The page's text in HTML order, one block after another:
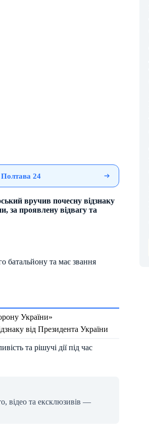
Полтава 24
вручив почесну відзнаку
за проявлену відвагу та
батальйону та має звання
України»
від Президента України
та рішучі дії під час
відео та ексклюзивів —